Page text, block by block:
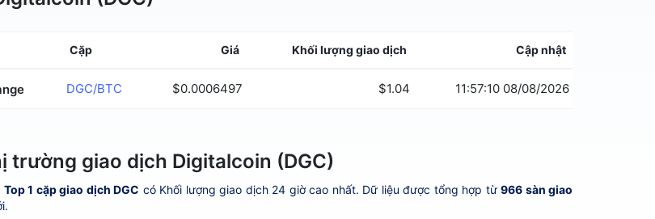
Cặp Giá Khối lượng giao dịch Cập nhật
DGC/BTC $0.0006497 $1.04 11:57:10 08/08/2026
trường giao dịch Digitalcoin (DGC)
Top 1 cặp giao dịch DGC có Khối lượng giao dịch 24 giờ cao nhất. Dữ liệu được tổng hợp từ966 sàn giao